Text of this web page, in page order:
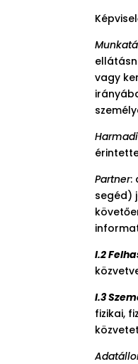
vagy
Partner:
segéd)
I.2
I.3
fizikai,